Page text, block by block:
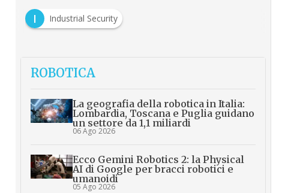
I
Industrial Security
ROBOTICA
La geografia della robotica in Italia:
Lombardia, Toscana e Puglia guidano
un settore da 1,1 miliardi
06 Ago 2026
Ecco Gemini Robotics 2: la Physical
AI di Google per bracci robotici e
umanoidi
05 Ago 2026